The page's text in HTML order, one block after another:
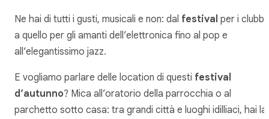
Ne hai di tutti i gusti, musicali e non: dal festival per i
a quello per gli amanti dell’elettronica fino al pop e
all’elegantissimo jazz.
E vogliamo parlare delle location di questi festival
d’autunno? Mica all’oratorio della parrocchia o al
parchetto sotto casa: tra grandi città e luoghi idilliaci, hai la